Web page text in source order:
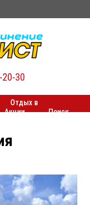
30
Отдых в
Акции
Поиск